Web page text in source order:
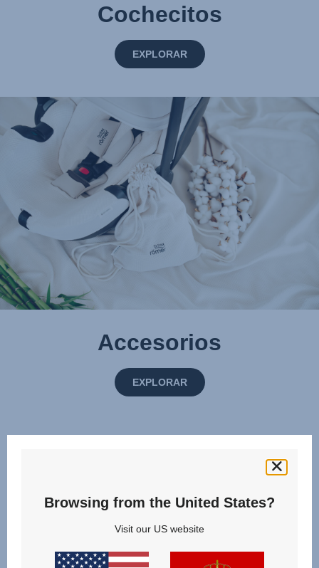
Cochecitos
EXPLORAR
Accesorios
EXPLORAR
Browsing from the United States?
Visit our US website